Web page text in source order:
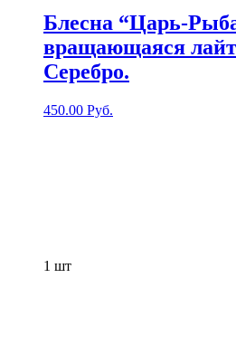
Блесна “Царь-
вращающаяся лайт
Серебро.
450.00 Руб.
1 шт